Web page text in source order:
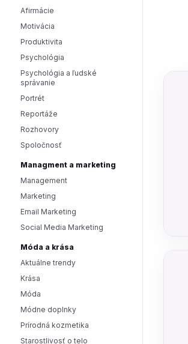
Afirmácie
Motivácia
Produktivita
Psychológia
Psychológia a ľudské
správanie
Portrét
Reportáže
Rozhovory
Spoločnosť
Managment a marketing
Management
Marketing
Email Marketing
Social Media Marketing
Móda a krása
Aktuálne trendy
Krása
Móda
Módne doplnky
Prírodná kozmetika
Starostlivosť o telo